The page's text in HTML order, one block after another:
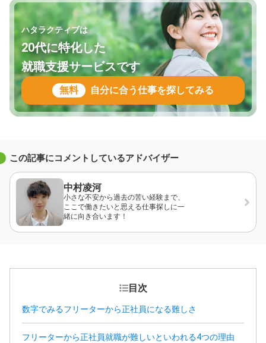
ハタラクティブは
20代に特化した
就職支援サービスです
無料 自分に合う仕事を探してみる
この記事にコメントしているアドバイザー
中村凌河
小さな不安から過去の苦い経験まで、
ここで働きたいと思える仕事探しに一
緒に向き合います！
目次
数字でみるフリーターから正社員になる難しさ
フリーターから正社員就職が難しいといわれる4つの理由